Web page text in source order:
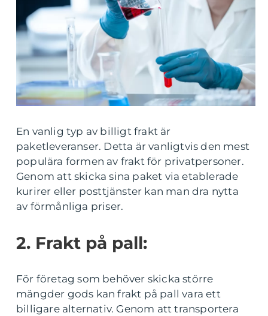
En vanlig typ av billigt frakt är
paketleveranser. Detta är vanligtvis den mest
populära formen av frakt för privatpersoner.
Genom att skicka sina paket via etablerade
kurirer eller posttjänster kan man dra nytta
av förmånliga priser.
2. Frakt på pall:
För företag som behöver skicka större
mängder gods kan frakt på pall vara ett
billigare alternativ. Genom att transportera